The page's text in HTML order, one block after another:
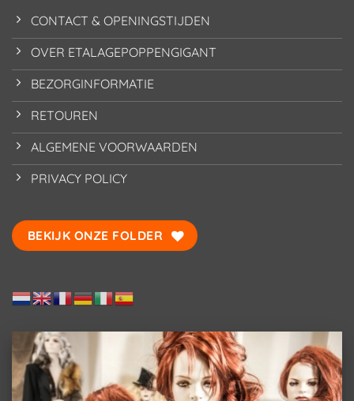
CONTACT & OPENINGSTIJDEN
OVER ETALAGEPOPPENGIGANT
BEZORGINFORMATIE
RETOUREN
ALGEMENE VOORWAARDEN
PRIVACY POLICY
BEKIJK ONZE FOLDER